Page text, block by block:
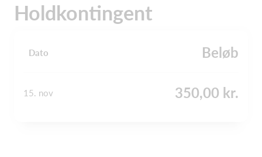
Holdkontingent
Dato Beløb
15. nov 350,00 kr.